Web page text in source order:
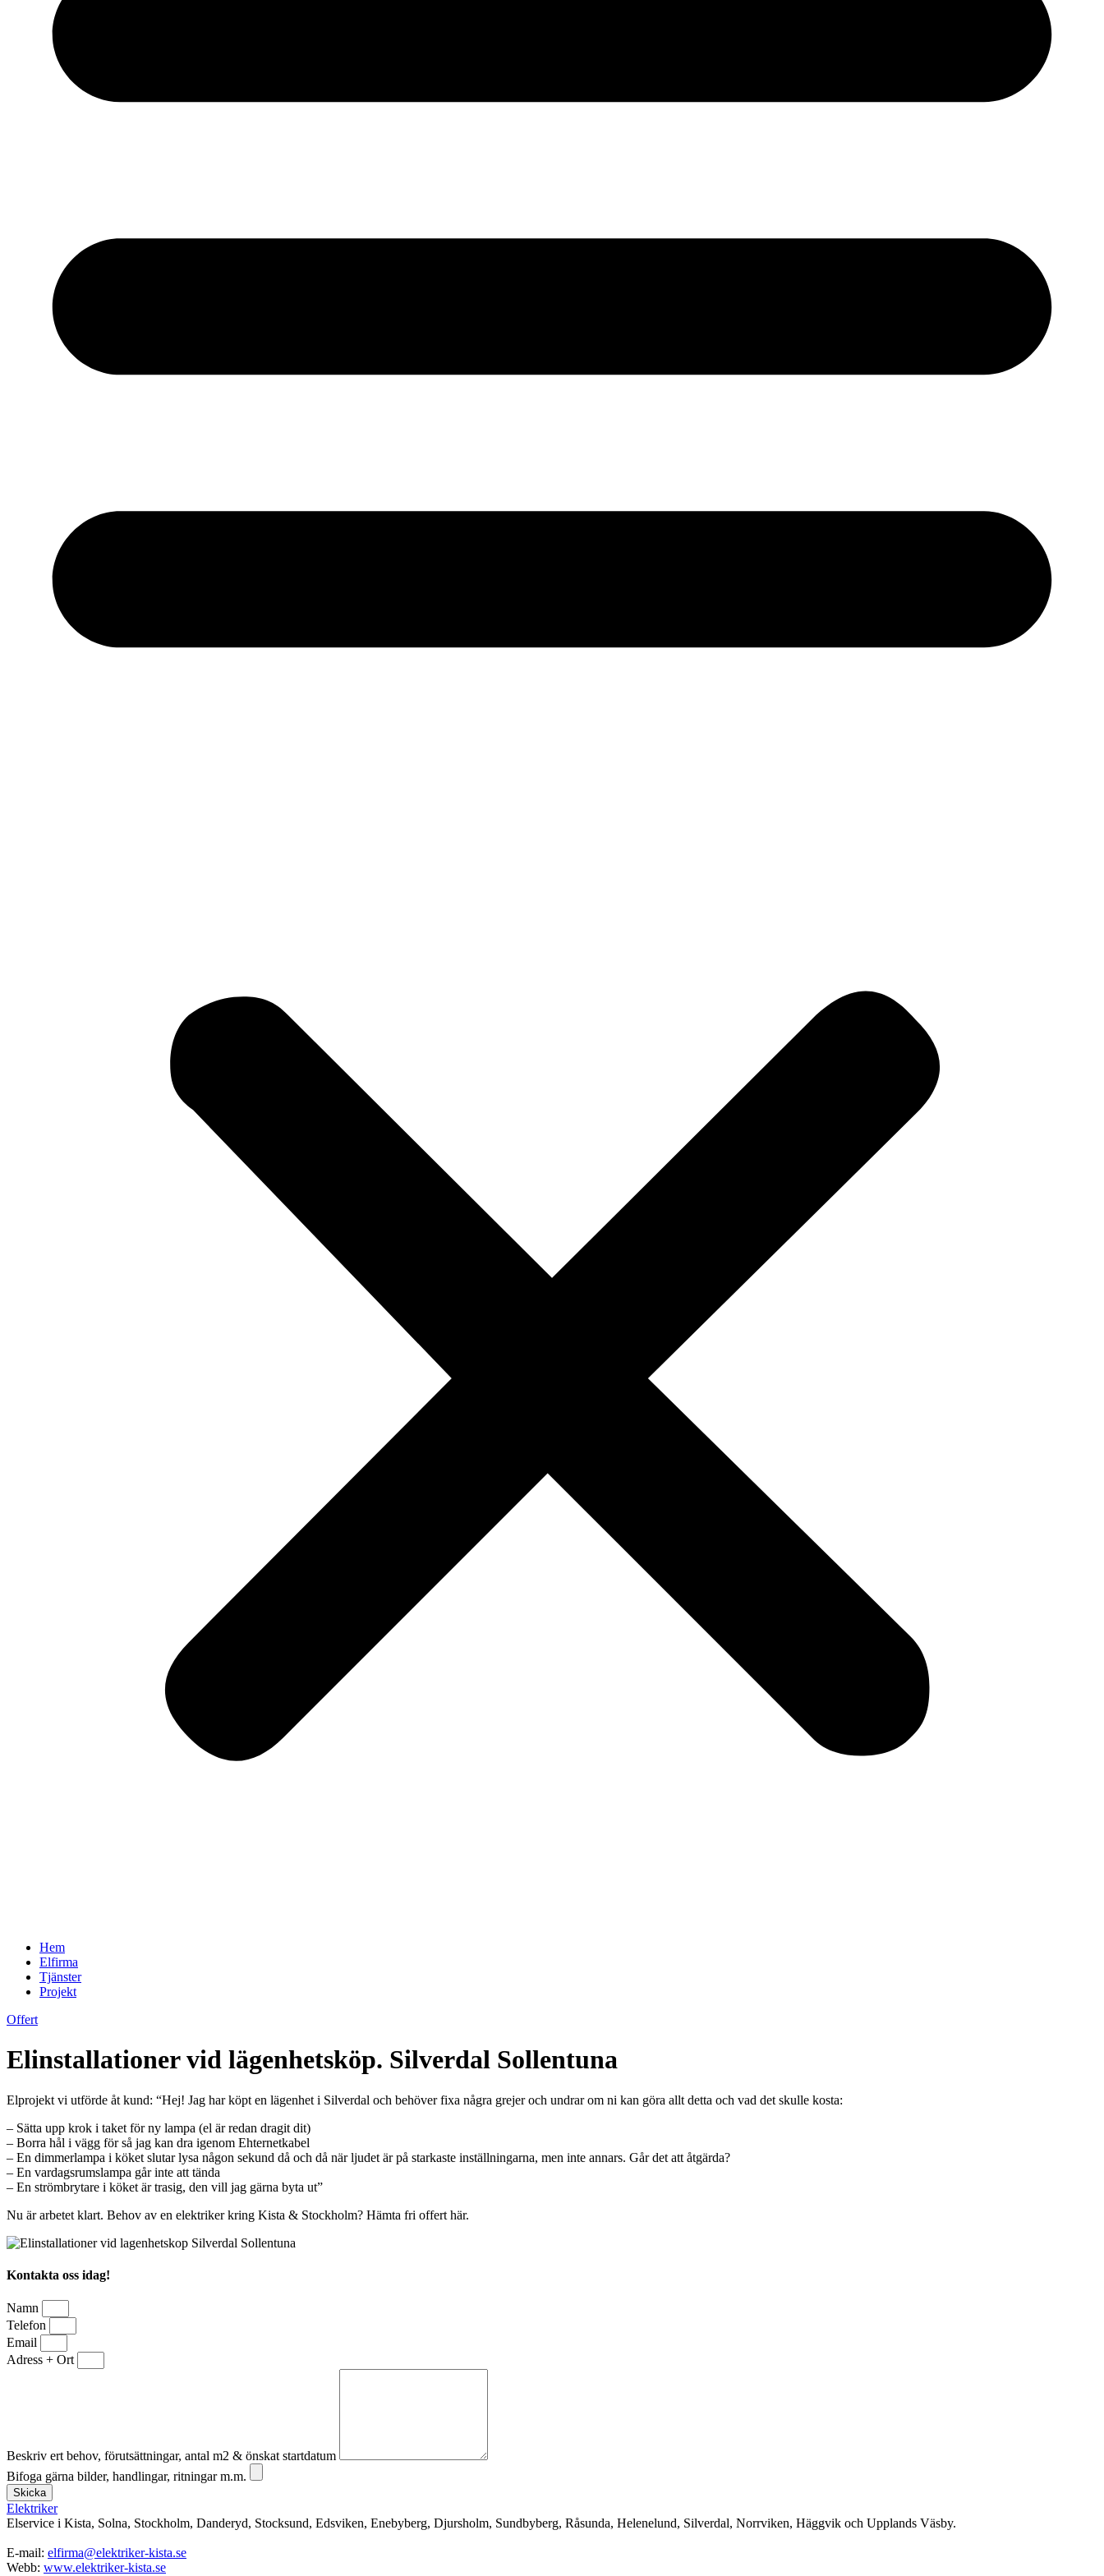
Hem
Elfirma
Tjänster
Projekt
Offert
Elinstallationer vid lägenhetsköp. Silverdal Sollentuna
Elprojekt vi utförde åt kund: “Hej! Jag har köpt en lägenhet i Silverdal och behöver fixa några grejer och undrar om ni kan göra allt detta och vad det skulle kosta:
– Sätta upp krok i taket för ny lampa (el är redan dragit dit)
– Borra hål i vägg för så jag kan dra igenom Ehternetkabel
– En dimmerlampa i köket slutar lysa någon sekund då och då när ljudet är på starkaste inställningarna, men inte annars. Går det att åtgärda?
– En vardagsrumslampa går inte att tända
– En strömbrytare i köket är trasig, den vill jag gärna byta ut”
Nu är arbetet klart. Behov av en elektriker kring Kista & Stockholm? Hämta fri offert här.
Kontakta oss idag!
Namn
Telefon
Email
Adress + Ort
Beskriv ert behov, förutsättningar, antal m2 & önskat startdatum
Bifoga gärna bilder, handlingar, ritningar m.m.
Skicka
Elektriker
Elservice i Kista, Solna, Stockholm, Danderyd, Stocksund, Edsviken, Enebyberg, Djursholm, Sundbyberg, Råsunda, Helenelund, Silverdal, Norrviken, Häggvik och Upplands Väsby.
E-mail: elfirma@elektriker-kista.se
Webb: www.elektriker-kista.se